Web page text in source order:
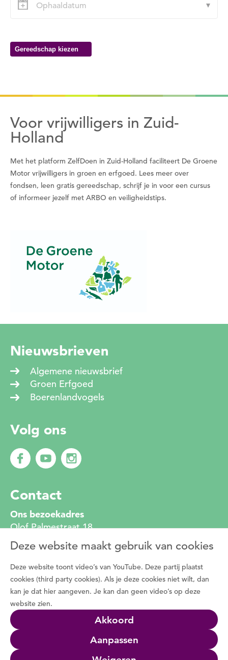
Deze website maakt gebruik van cookies
Deze website toont video’s van YouTube. Deze partij plaatst
cookies (third party cookies). Als je deze cookies niet wilt, dan
kan je dat hier aangeven. Je kan dan geen video’s op deze
website zien.
Akkoord
Aanpassen
Gereedschap kiezen
Voor vrijwilligers in Zuid-
Holland
Met het platform ZelfDoen in Zuid-Holland faciliteert De Groene
Motor vrijwilligers in groen en erfgoed. Lees meer over
fondsen, leen gratis gereedschap, schrijf je in voor een cursus
of informeer jezelf met ARBO en veiligheidstips.
Nieuwsbrieven
Algemene nieuwsbrief
Groen Erfgoed
Boerenlandvogels
Volg ons
Contact
Ons bezoekadres
Olof Palmestraat 18
2616 LR Delft
010 272 2222
info@degroenemotorzh.nl
Wat is De Groene Motor
Duizenden vrijwilligers zetten zich dagelijks in
voor de natuur, het groen in de buurt en de
natuurbeleving met bewoners. Programma De
Groene Motor faciliteert deze vrijwilligers.
Ja Nee
Om gereedschap te kunnen lenen moet je eerst
Nee